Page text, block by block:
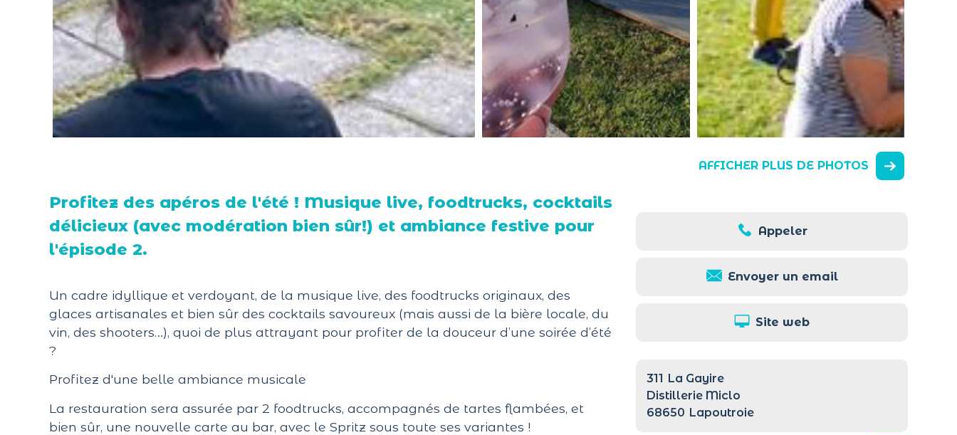
AFFICHER PLUS DE PHOTOS
Appeler
Envoyer un email
Site web
311
La Gayire
Distillerie Miclo
68650 Lapoutroie
Profitez des apéros de l'été ! Musique live, foodtrucks, cocktails
délicieux (avec modération bien sûr!) et ambiance festive pour
l'épisode 2.
Un cadre idyllique et verdoyant, de la musique live, des foodtrucks originaux, des
glaces artisanales et bien sûr des cocktails savoureux (mais aussi de la bière locale, du
vin, des shooters…), quoi de plus attrayant pour profiter de la douceur d’une soirée d’été
?
Profitez d'une belle ambiance musicale
La restauration sera assurée par 2 foodtrucks, accompagnés de tartes flambées, et
bien sûr, une nouvelle carte au bar, avec le Spritz sous toute ses variantes !